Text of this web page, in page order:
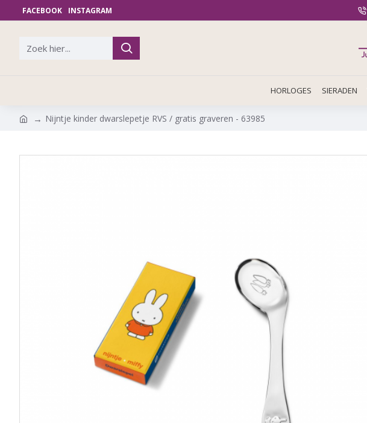
FACEBOOK INSTAGRAM
HORLOGES SIERADEN
Nijntje kinder dwarslepetje RVS / gratis graveren - 63985